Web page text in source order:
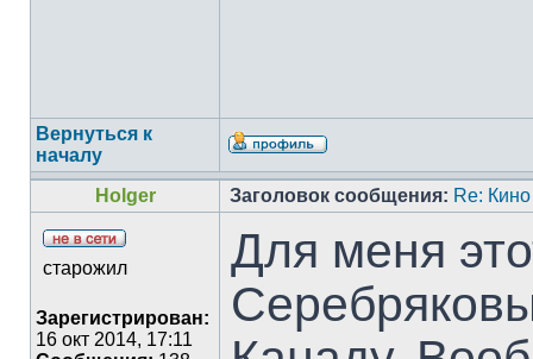
Вернуться к
началу
Holger
Заголовок сообщения: Re: Кино
старожил
Зарегистрирован:
16 окт 2014, 17:11
Для меня